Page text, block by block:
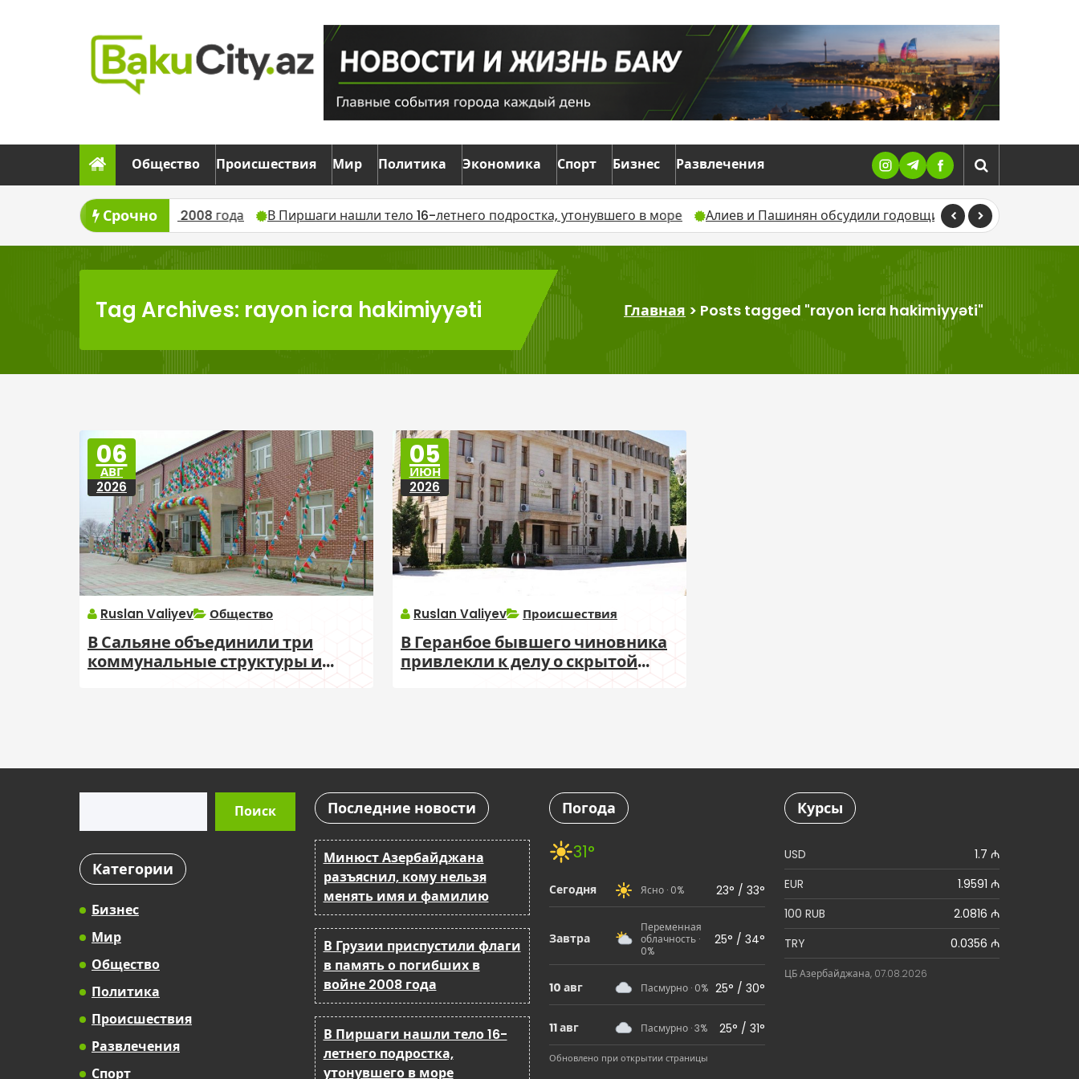
Общество Происшествия Мир Политика Экономика Спорт Бизнес Развлечения
Срочно
погибших в войне 2008 года В Пиршаги нашли тело 16-летнего подростка, утонувшего в море Алиев и Пашинян обсудили годовщину Вашингтонского саммита и
Tag Archives: rayon icra hakimiyyəti Главная > Posts tagged "rayon icra hakimiyyəti"
06
АВГ
2026
Ruslan Valiyev Общество
В Сальяне объединили три
коммунальные структуры и
05
ИЮН
2026
Ruslan Valiyev Происшествия
В Геранбое бывшего чиновника
привлекли к делу о скрытой
Поиск
Категории
Бизнес
Мир
Общество
Политика
Происшествия
Развлечения
Спорт
Последние новости
Минюст Азербайджана
разъяснил, кому нельзя
менять имя и фамилию
В Грузии приспустили флаги
в память о погибших в
войне 2008 года
В Пиршаги нашли тело 16-
летнего подростка,
утонувшего в море
Погода
31°
Сегодня Ясно · 0% 23° / 33°
Завтра
Переменная
облачность ·
0%
25° / 34°
10 авг Пасмурно · 0% 25° / 30°
11 авг Пасмурно · 3% 25° / 31°
Обновлено при открытии страницы
Курсы
USD
1.7 ₼
EUR
1.9591 ₼
100 RUB
2.0816 ₼
TRY
0.0356 ₼
ЦБ Азербайджана, 07.08.2026